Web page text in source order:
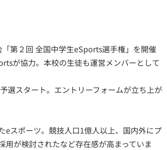
第２回 全国中学生eSports選手権」を開催
が協力。本校の生徒も運営メンバーとして
選スタート。エントリーフォームが立ち上が
eスポーツ。競技人口1億人以上、国内外にプ
が検討されたなど存在感が高まっていま